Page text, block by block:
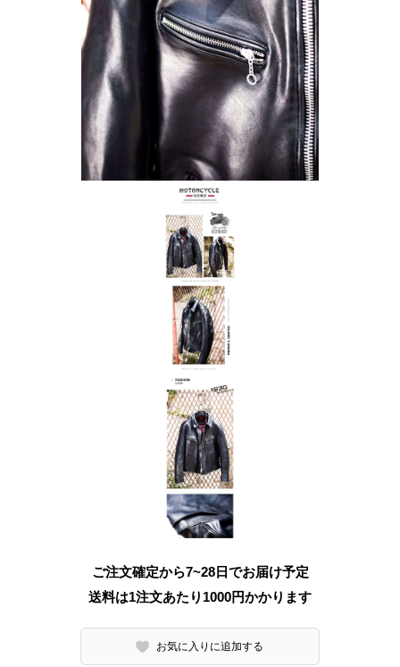
ご注文確定から7~28日でお届け予定
送料は1注文あたり 1000円かかります
お気に入りに追加する